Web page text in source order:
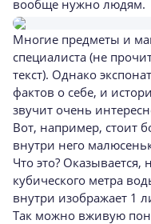
вообще нужно людям.
Многие предметы и
специалиста (не
текст). Однако
фактов о себе, и
звучит очень
Вот, например, стоит
внутри него
Что это? Оказывается,
кубического метра
внутри изображает 1
Так можно вживую